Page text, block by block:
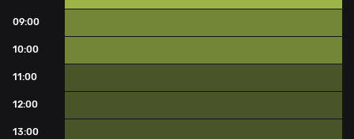
09:00
10:00
11:00
12:00
13:00